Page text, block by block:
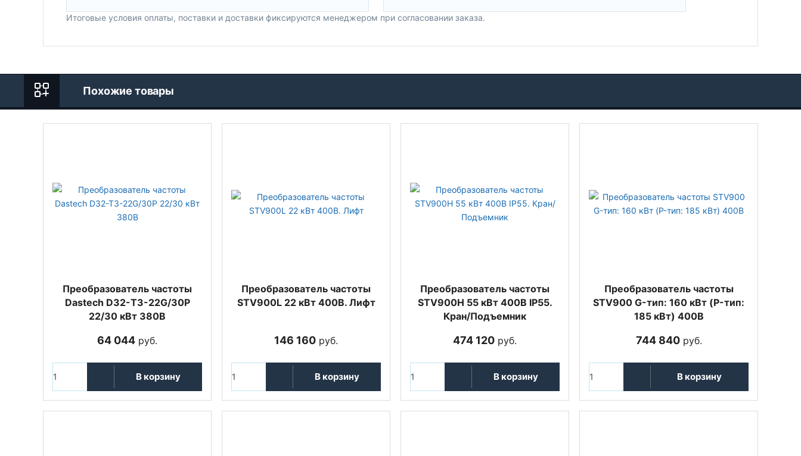
Итоговые условия оплаты, поставки и доставки фиксируются менеджером при согласовании заказа.
Похожие товары
Преобразователь частоты
Dastech D32-T3-22G/30P
22/30 кВт 380В
64 044 руб.
В корзину
Преобразователь частоты
STV900L 22 кВт 400В. Лифт
146 160 руб.
В корзину
Преобразователь частоты
STV900H 55 кВт 400В IP55.
Кран/Подъемник
474 120 руб.
В корзину
Преобразователь частоты
STV900 G-тип: 160 кВт (P-тип:
185 кВт) 400В
744 840руб.
В корзину